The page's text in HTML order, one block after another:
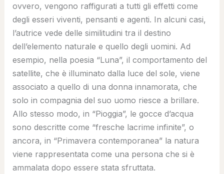
ovvero, vengono raffigurati a tutti gli effetti come
degli esseri viventi, pensanti e agenti. In alcuni casi,
l’autrice vede delle similitudini tra il destino
dell’elemento naturale e quello degli uomini. Ad
esempio, nella poesia “Luna”, il comportamento del
satellite, che è illuminato dalla luce del sole, viene
associato a quello di una donna innamorata, che
solo in compagnia del suo uomo riesce a brillare.
Allo stesso modo, in “Pioggia”, le gocce d’acqua
sono descritte come “fresche lacrime infinite”, o
ancora, in “Primavera contemporanea” la natura
viene rappresentata come una persona che si è
ammalata dopo essere stata sfruttata.